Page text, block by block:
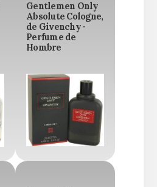
Gentlemen Only
Absolute Cologne,
de Givenchy ·
Perfume de
Hombre